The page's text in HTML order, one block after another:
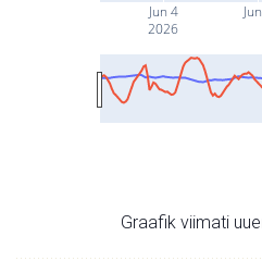
Jun 4
2026
Graafik viimati